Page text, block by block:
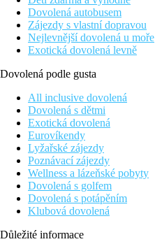
Dovolená autobusem
Zájezdy s vlastní dopravou
Nejlevnější dovolená u moře
Exotická dovolená levně
Dovolená podle gusta
All inclusive dovolená
Dovolená s dětmi
Exotická dovolená
Eurovíkendy
Lyžařské zájezdy
Poznávací zájezdy
Wellness a lázeňské pobyty
Dovolená s golfem
Dovolená s potápěním
Klubová dovolená
Důležité informace